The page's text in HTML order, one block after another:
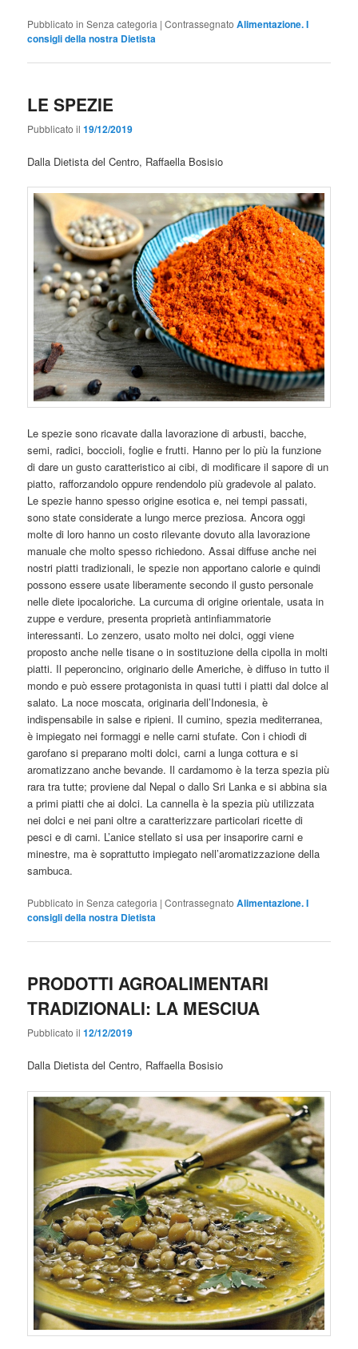
Pubblicato in Senza categoria |Contrassegnato Alimentazione. I
consigli della nostra Dietista
LE SPEZIE
Pubblicato il19/12/2019
Dalla Dietista del Centro, Raffaella Bosisio
Le spezie sono ricavate dalla lavorazione di arbusti, bacche,
semi, radici, boccioli, foglie e frutti. Hanno per lo più la funzione
di dare un gusto caratteristico ai cibi, di modificare il sapore di un
piatto, rafforzandolo oppure rendendolo più gradevole al palato.
Le spezie hanno spesso origine esotica e, nei tempi passati,
sono state considerate a lungo merce preziosa. Ancora oggi
molte di loro hanno un costo rilevante dovuto alla lavorazione
manuale che molto spesso richiedono. Assai diffuse anche nei
nostri piatti tradizionali, le spezie non apportano calorie e quindi
possono essere usate liberamente secondo il gusto personale
nelle diete ipocaloriche. La curcuma di origine orientale, usata in
zuppe e verdure, presenta proprietà antinfiammatorie
interessanti. Lo zenzero, usato molto nei dolci, oggi viene
proposto anche nelle tisane o in sostituzione della cipolla in molti
piatti. Il peperoncino, originario delle Americhe, è diffuso in tutto il
mondo e può essere protagonista in quasi tutti i piatti dal dolce al
salato. La noce moscata, originaria dell’Indonesia, è
indispensabile in salse e ripieni. Il cumino, spezia mediterranea,
è impiegato nei formaggi e nelle carni stufate. Con i chiodi di
garofano si preparano molti dolci, carni a lunga cottura e si
aromatizzano anche bevande. Il cardamomo è la terza spezia più
rara tra tutte; proviene dal Nepal o dallo Sri Lanka e si abbina sia
a primi piatti che ai dolci. La cannella è la spezia più utilizzata
nei dolci e nei pani oltre a caratterizzare particolari ricette di
pesci e di carni. L’anice stellato si usa per insaporire carni e
minestre, ma è soprattutto impiegato nell’aromatizzazione della
sambuca.
Pubblicato in Senza categoria |Contrassegnato Alimentazione. I
consigli della nostra Dietista
PRODOTTI AGROALIMENTARI
TRADIZIONALI: LA MESCIUA
Pubblicato il12/12/2019
Dalla Dietista del Centro, Raffaella Bosisio